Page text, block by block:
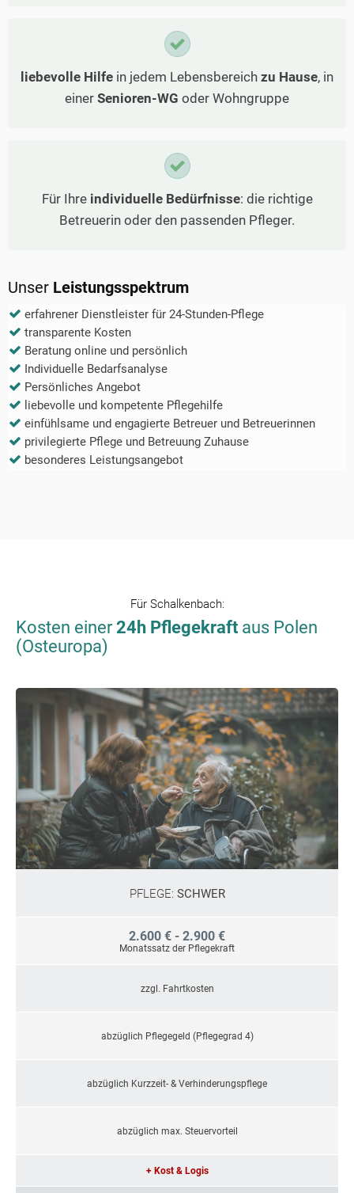
liebevolle Hilfe in jedem Lebensbereich zu Hause, in
einer Senioren-WG oder Wohngruppe
Für Ihre individuelle Bedürfnisse: die richtige
Betreuerin oder den passenden Pfleger.
Unser Leistungsspektrum
erfahrener Dienstleister für 24-Stunden-Pflege
transparente Kosten
Beratung online und persönlich
Individuelle Bedarfsanalyse
Persönliches Angebot
liebevolle und kompetente Pflegehilfe
einfühlsame und engagierte Betreuer und Betreuerinnen
privilegierte Pflege und Betreuung Zuhause
besonderes Leistungsangebot
Für Schalkenbach:
Kosten einer24h Pflegekraft aus Polen
(Osteuropa)
PFLEGE: SCHWER
2.600 € - 2.900 €
Monatssatz der Pflegekraft
zzgl. Fahrtkosten
abzüglich Pflegegeld (Pflegegrad 4)
abzüglich Kurzzeit- & Verhinderungspflege
abzüglich max. Steuervorteil
+ Kost & Logis